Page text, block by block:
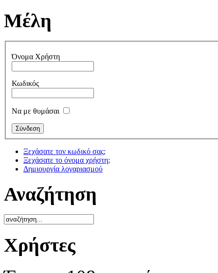
Μέλη
Όνομα Χρήστη
Κωδικός
Να με θυμάσαι
Ξεχάσατε τον κωδικό σας;
Ξεχάσατε το όνομα χρήστη;
Δημιουργία λογαριασμού
Αναζήτηση
Χρήστες